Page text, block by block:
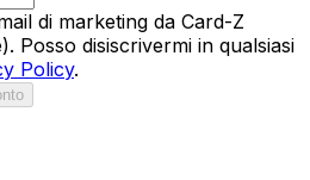
di marketing da Card-Z
Posso disiscrivermi in qualsiasi
Policy.